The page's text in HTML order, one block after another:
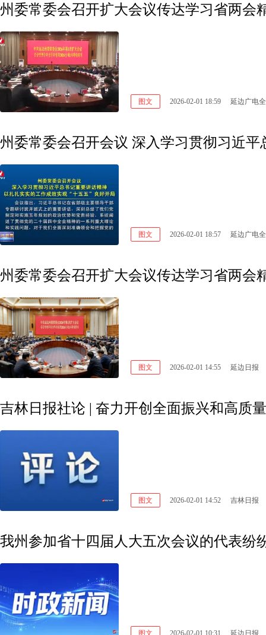
图文 2026-02-01 18:59 延边广电
图文 2026-02-01 18:57 延边广电
州委常委会召开扩大会议传达学习省两会
图文 2026-02-01 14:55 延边日报
图文 2026-02-01 14:52 吉林日报
我州参加省十四届人大五次会议的代表纷
图文 2026-02-01 10:31 延边日报